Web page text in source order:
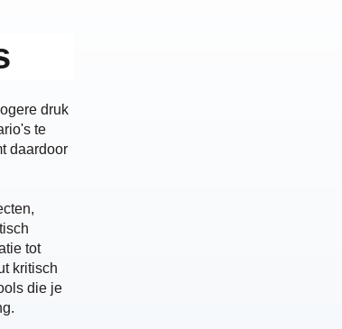
druk
te
daardoor
tot
kritisch
die je